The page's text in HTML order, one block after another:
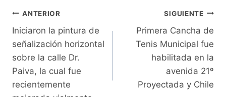
Navegación
de
entradas
ANTERIOR
Iniciaron la pintura de
señalización horizontal
sobre la calle Dr.
Paiva, la cual fue
recientemente
SIGUIENTE
Primera Cancha de
Tenis Municipal fue
habilitada en la
avenida 21º
Proyectada y Chile